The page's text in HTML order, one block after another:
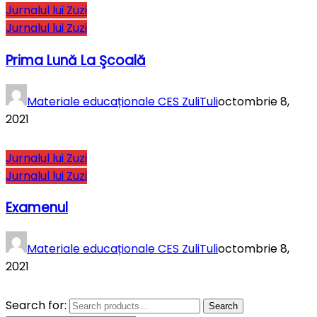
Jurnalul lui Zuzi
Jurnalul lui Zuzi
Prima Lună La Şcoală
Materiale educaționale CES ZuliTulioctombrie 8,
2021
Jurnalul lui Zuzi
Jurnalul lui Zuzi
Examenul
Materiale educaționale CES ZuliTulioctombrie 8,
2021
Search for: Search